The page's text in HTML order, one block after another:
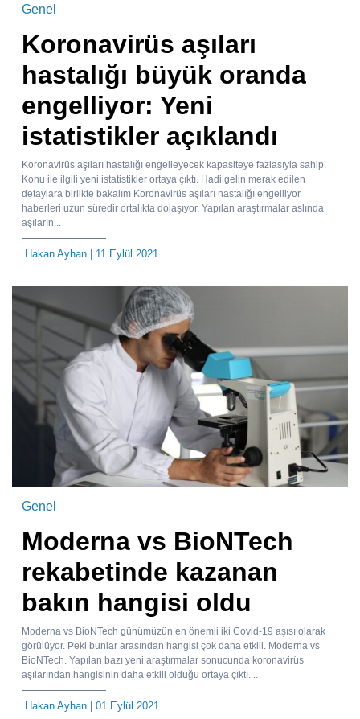
Genel
Koronavirüs aşıları
hastalığı büyük oranda
engelliyor: Yeni
istatistikler açıklandı
Koronavirüs aşıları hastalığı engelleyecek kapasiteye fazlasıyla sahip.
Konu ile ilgili yeni istatistikler ortaya çıktı. Hadi gelin merak edilen
detaylara birlikte bakalım Koronavirüs aşıları hastalığı engelliyor
haberleri uzun süredir ortalıkta dolaşıyor. Yapılan araştırmalar aslında
aşıların...
Hakan Ayhan | 11 Eylül 2021
Genel
Moderna vs BioNTech
rekabetinde kazanan
bakın hangisi oldu
Moderna vs BioNTech günümüzün en önemli iki Covid-19 aşısı olarak
görülüyor. Peki bunlar arasından hangisi çok daha etkili. Moderna vs
BioNTech. Yapılan bazı yeni araştırmalar sonucunda koronavirüs
aşılarından hangisinin daha etkili olduğu ortaya çıktı....
Hakan Ayhan | 01 Eylül 2021